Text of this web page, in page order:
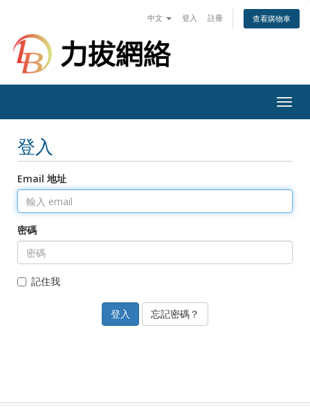
中文 登入 註冊 查看購物車
登入
Email 地址
密碼
記住我
忘記密碼？